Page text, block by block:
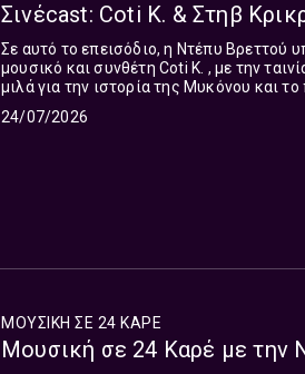
Σινέcast: Coti K. & Στηβ
Σε αυτό το επεισόδιο, η Ντέπυ Βρεττού
μουσικό και συνθέτη Cοti Κ. , με την ταινία
μιλά για την ιστορία της Μυκόνου και
24/07/2026
ΜΟΥΣΙΚΗ ΣΕ 24 ΚΑΡΕ
Μουσική σε 24 Καρέ με την